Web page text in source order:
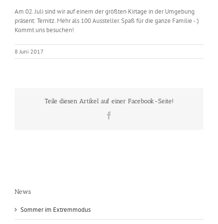
Am 02. Juli sind wir auf einem der größten Kirtage in der Umgebung
präsent: Ternitz. Mehr als 100 Aussteller. Spaß für die ganze Familie -:)
Kommt uns besuchen!
8 Juni 2017
Teile diesen Artikel auf einer Facebook-Seite!
News
Sommer im Extremmodus